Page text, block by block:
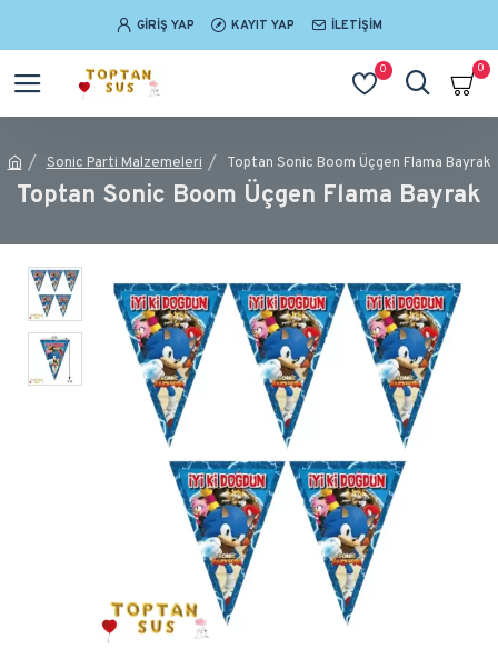
GIRIŞ YAP KAYIT YAP İLETIŞIM
0 0
Sonic Parti Malzemeleri Toptan Sonic Boom Üçgen Flama Bayrak
Toptan Sonic Boom Üçgen Flama Bayrak